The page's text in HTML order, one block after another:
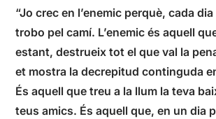
“Jo crec en l’enemic perquè, cada
trobo pel camí. L’enemic és aquell
estant, destrueix tot el que val la
et mostra la decrepitud continguda
És aquell que treu a la llum la teva
teus amics. És aquell que, en un dia